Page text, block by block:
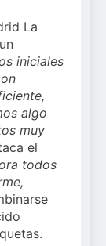
La
iniciales
algo
muy
el
todos